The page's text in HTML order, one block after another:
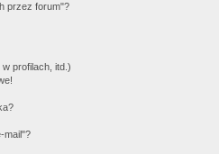
przez forum"?
profilach, itd.)
mail"?